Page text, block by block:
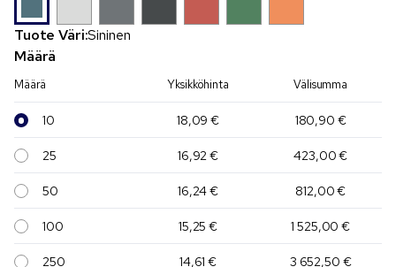
Tuote Väri:Sininen
Määrä
Määrä Yksikköhinta Välisumma
10 18,09 € 180,90 €
25 16,92 € 423,00 €
50 16,24 € 812,00 €
100 15,25 € 1 525,00 €
250 14,61 € 3 652,50 €